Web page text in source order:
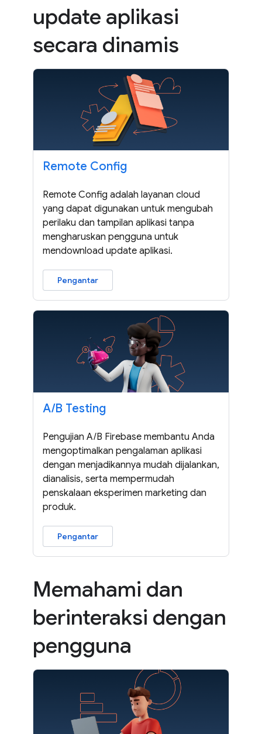
update aplikasi
secara dinamis
Remote Config
Remote Config adalah layanan cloud
yang dapat digunakan untuk mengubah
perilaku dan tampilan aplikasi tanpa
mengharuskan pengguna untuk
mendownload update aplikasi.
Pengantar
A/B Testing
Pengujian A/B Firebase membantu Anda
mengoptimalkan pengalaman aplikasi
dengan menjadikannya mudah dijalankan,
dianalisis, serta mempermudah
penskalaan eksperimen marketing dan
produk.
Pengantar
Memahami dan
berinteraksi dengan
pengguna